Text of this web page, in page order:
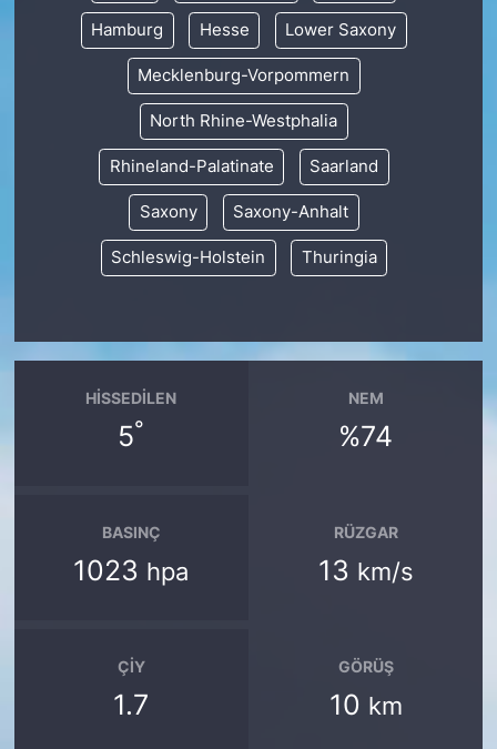
Hamburg Hesse Lower Saxony
Mecklenburg-Vorpommern
North Rhine-Westphalia
Rhineland-Palatinate Saarland
Saxony Saxony-Anhalt
Schleswig-Holstein Thuringia
HISSEDILEN
5°
NEM
%74
BASINÇ
1023 hpa
RÜZGAR
13 km/s
ÇIY
1.7
GÖRÜŞ
10 km